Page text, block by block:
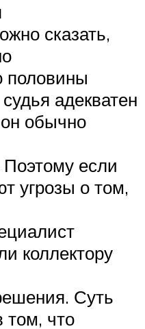
сказать,
половины
адекватен
обычно
если
угрозы о том,
коллектору
Суть
том, что